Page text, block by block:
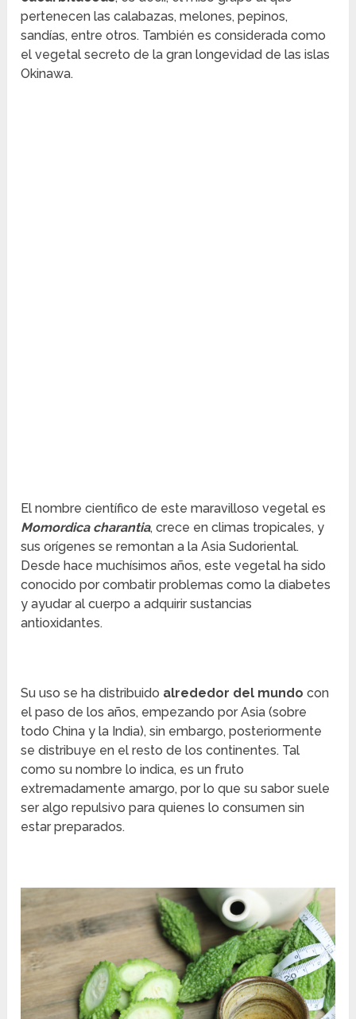
pertenecen las calabazas, melones, pepinos,
sandías, entre otros. También es considerada como
el vegetal secreto de la gran longevidad de las islas
Okinawa.
El nombre científico de este maravilloso vegetal es
Momordica charantia, crece en climas tropicales, y
sus orígenes se remontan a la Asia Sudoriental.
Desde hace muchísimos años, este vegetal ha sido
conocido por combatir problemas como la diabetes
y ayudar al cuerpo a adquirir sustancias
antioxidantes.
Su uso se ha distribuido alrededor del mundo con
el paso de los años, empezando por Asia (sobre
todo China y la India), sin embargo, posteriormente
se distribuye en el resto de los continentes. Tal
como su nombre lo indica, es un fruto
extremadamente amargo, por lo que su sabor suele
ser algo repulsivo para quienes lo consumen sin
estar preparados.